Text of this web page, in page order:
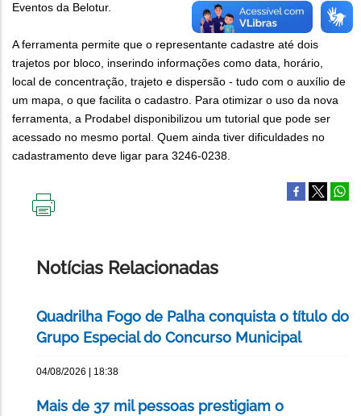
Eventos da Belotur.
A ferramenta permite que o representante cadastre até dois
trajetos por bloco, inserindo informações como data, horário,
local de concentração, trajeto e dispersão - tudo com o auxílio de
um mapa, o que facilita o cadastro. Para otimizar o uso da nova
ferramenta, a Prodabel disponibilizou um tutorial que pode ser
acessado no mesmo portal. Quem ainda tiver dificuldades no
cadastramento deve ligar para 3246-0238.
Notícias Relacionadas
Quadrilha Fogo de Palha conquista o título do
Grupo Especial do Concurso Municipal
04/08/2026 | 18:38
Mais de 37 mil pessoas prestigiam o